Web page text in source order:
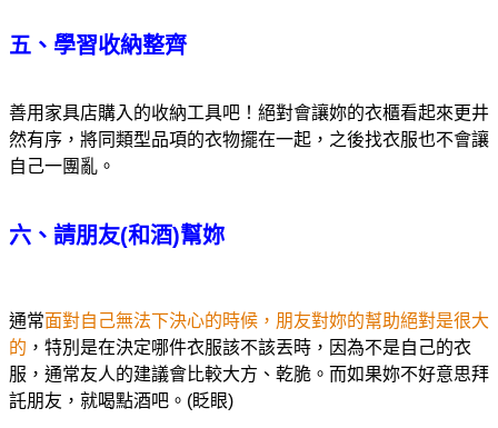
五、學習收納整齊
善用家具店購入的收納工具吧！絕對會讓妳的衣櫃看起來更井
然有序，將同類型品項的衣物擺在一起，之後找衣服也不會讓
自己一團亂。
六、請朋友(和酒)幫妳
通常面對自己無法下決心的時候，朋友對妳的幫助絕對是很大
的 ，特別是在決定哪件衣服該不該丟時，因為不是自己的衣
服，通常友人的建議會比較大方、乾脆。而如果妳不好意思拜
託朋友，就喝點酒吧。(眨眼)